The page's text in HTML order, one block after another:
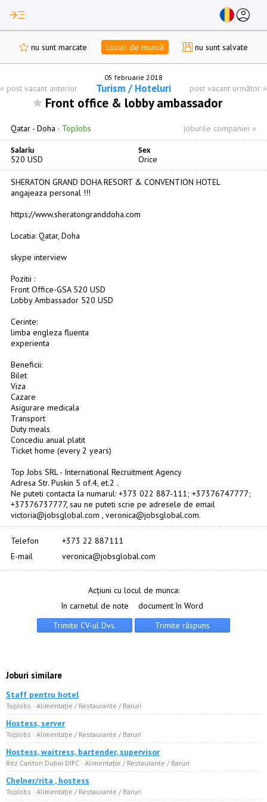
read_more account_circle
nu sunt marcate Locuri de muncă nu sunt salvate
05 februarie 2018
« post vacant anterior Turism / Hoteluri post vacant următor »
Front office & lobby ambassador
Qatar - Doha · TopJobs joburile companiei »
Salariu Sex
520 USD Orice
SHERATON GRAND DOHA RESORT & CONVENTION HOTEL
angajeaza personal !!!
https://www.sheratongranddoha.com
Locatia: Qatar, Doha
skype interview
Pozitii :
Front Office-GSA 520 USD
Lobby Ambassador 520 USD
Cerinte:
limba engleza fluenta
experienta
Beneficii:
Bilet
Viza
Cazare
Asigurare medicala
Transport
Duty meals
Concediu anual platit
Ticket home (every 2 years)
Top Jobs SRL - International Recruitment Agency
Adresa Str. Puskin 5 of.4, et.2 .
Ne puteti contacta la numarul: +373 022 887-111; +37376747777;
+37376737777, sau ne puteti scrie pe adresele de email
victoria@jobsglobal.com , veronica@jobsglobal.com.
Telefon
+373 22 887111
E-mail
veronica@jobsglobal.com
Acțiuni cu locul de munca:
în carnetul de note
document în Word
Joburi similare
Staff pentru hotel
TopJobs · Alimentație / Restaurante / Baruri
Hostess, server
TopJobs · Alimentație / Restaurante / Baruri
Hostess, waitress, bartender, supervisor
Ritz Carlton Dubai DIFC · Alimentație / Restaurante / Baruri
Chelner/rita , hostess
TopJobs · Alimentație / Restaurante / Baruri